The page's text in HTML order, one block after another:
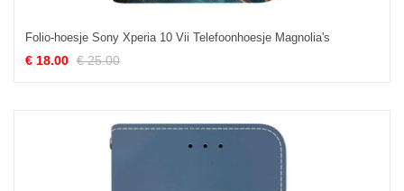
Folio-hoesje Sony Xperia 10 Vii Telefoonhoesje Magnolia's
€ 18.00 € 25.00